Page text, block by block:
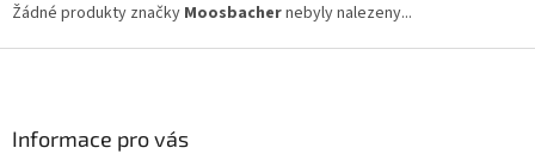
Žádné produkty značky Moosbachernebyly nalezeny...
Informace pro vás